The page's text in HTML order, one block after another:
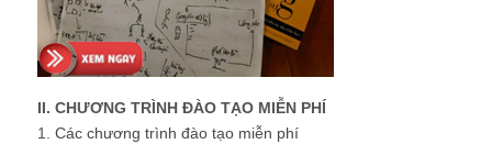
II. CHƯƠNG TRÌNH ĐÀO TẠO MIỄN PHÍ
1. Các chương trình đào tạo miễn phí